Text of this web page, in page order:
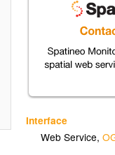
Interface
Web Service,